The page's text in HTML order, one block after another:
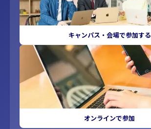
キャンパス・会場で参加する
オンラインで参加